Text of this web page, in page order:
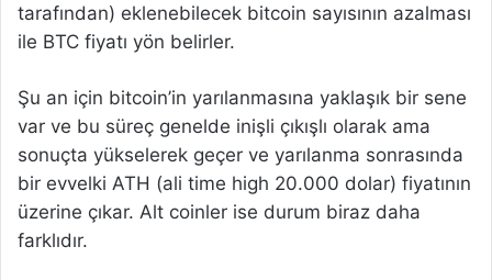
tarafından) eklenebilecek bitcoin sayısının azalması
ile BTC fiyatı yön belirler.
Şu an için bitcoin’in yarılanmasına yaklaşık bir sene
var ve bu süreç genelde inişli çıkışlı olarak ama
sonuçta yükselerek geçer ve yarılanma sonrasında
bir evvelki ATH (ali time high 20.000 dolar) fiyatının
üzerine çıkar. Alt coinler ise durum biraz daha
farklıdır.